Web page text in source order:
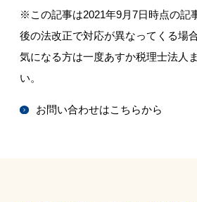
※この記事は2021年9月7日時点の記
後の法改正で対応が異なってくる場
気になる方は一度あすか税理士法人
い。
お問い合わせはこちらから